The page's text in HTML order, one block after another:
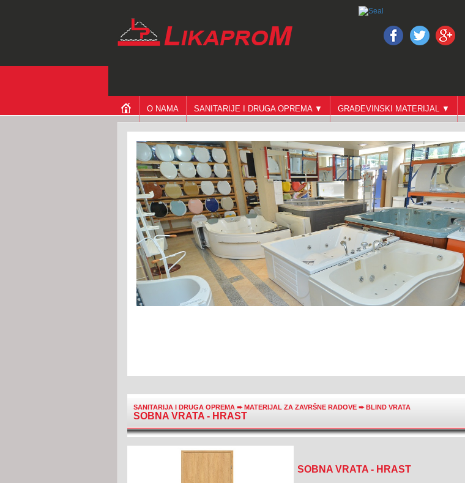
O NAMA SANITARIJE I DRUGA OPREMA ▼ GRAĐEVINSKI MATERIJAL ▼
SANITARIJA I DRUGA OPREMA ➨MATERIJAL ZA ZAVRŠNE RADOVE ➨BLIND VRATA
SOBNA VRATA - HRAST
SOBNA VRATA - HRAST